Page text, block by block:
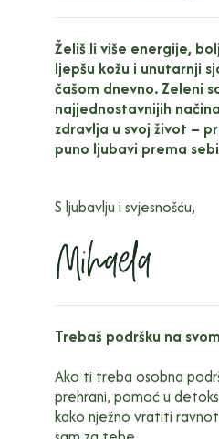
Želiš li više energije,
ljepšu kožu i unutarnji
čašom dnevno. Zeleni
najjednostavnijih
zdravlja u svoj život –
puno ljubavi prema
S ljubavlju i svjesnošću,
Trebaš podršku na
Ako ti treba osobna
prehrani, pomoć u
kako nježno vratiti